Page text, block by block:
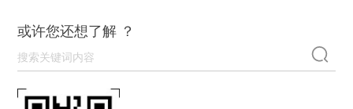
或许您还想了解 ？